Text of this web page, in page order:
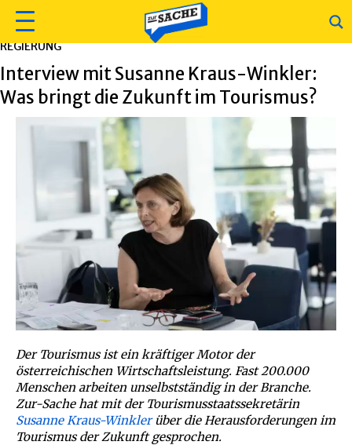
REGIERUNG
Interview mit Susanne Kraus-Winkler:
Was bringt die Zukunft im Tourismus?
Der Tourismus ist ein kräftiger Motor der
österreichischen Wirtschaftsleistung. Fast 200.000
Menschen arbeiten unselbstständig in der Branche.
Zur-Sache hat mit der Tourismusstaatssekretärin
Susanne Kraus-Winklerüber die Herausforderungen im
Tourismus der Zukunft gesprochen.